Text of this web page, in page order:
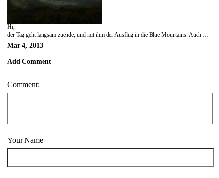
Hi,
der Tag geht langsam zuende, und mit ihm der Ausflug in die Blue Mountains. Auch wenn wir nur einen Bruchteil der ganzen Walks gesehen haben, so waren zumindestens die diversen Lookouts worth it.
Mar 4, 2013
Add Comment
Comment:
Your Name: